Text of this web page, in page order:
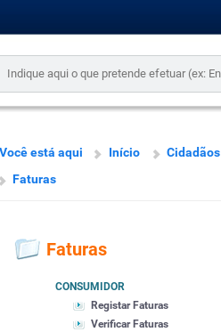
Você está aqui Início Cidadãos
Faturas
Faturas
CONSUMIDOR
Registar Faturas
Verificar Faturas